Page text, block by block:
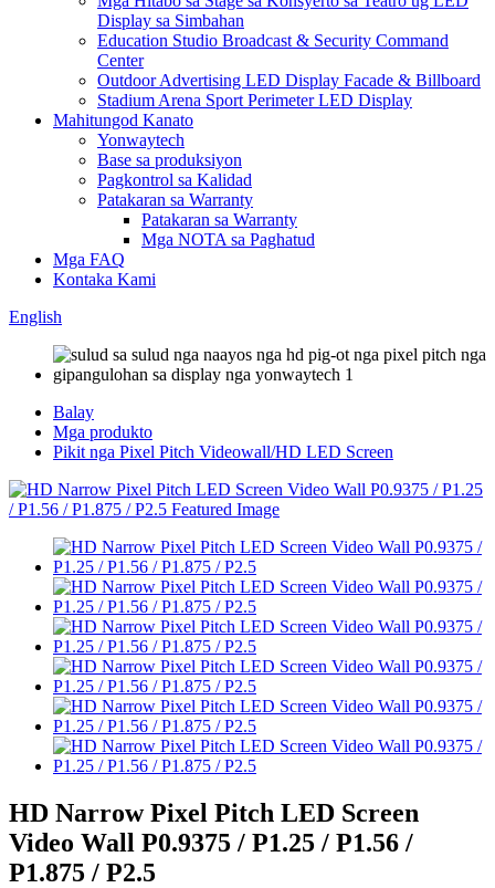
Display sa Simbahan
Education Studio Broadcast & Security Command
Center
Outdoor Advertising LED Display Facade & Billboard
Stadium Arena Sport Perimeter LED Display
Mahitungod Kanato
Yonwaytech
Base sa produksiyon
Pagkontrol sa Kalidad
Patakaran sa Warranty
Patakaran sa Warranty
Mga NOTA sa Paghatud
Mga FAQ
Kontaka Kami
English
Balay
Mga produkto
Pikit nga Pixel Pitch Videowall/HD LED Screen
HD Narrow Pixel Pitch LED Screen
Video Wall P0.9375 / P1.25 / P1.56 /
P1.875 / P2.5